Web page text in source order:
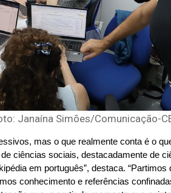
Janaína Simões/Comunicação-
mas o que realmente conta é o
ciências sociais, destacadamente de
em português”, destaca. “Partimos
conhecimento e referências